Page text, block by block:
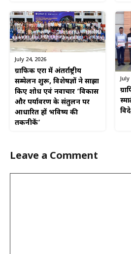
July 24, 2026
ग्राफिक एरा में अंतर्राष्ट्रीय
सम्मेलन शुरू, विशेषज्ञों ने साझा
किए शोध एवं नवाचार ‘विकास
और पर्यावरण के संतुलन पर
आधारित हों भविष्य की
तकनीकें’
July
Leave a Comment